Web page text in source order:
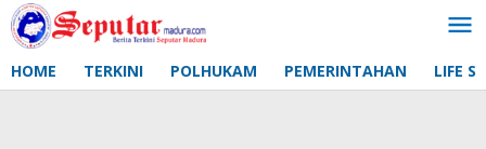
Lewati
ke
HOME TERKINI POLHUKAM PEMERINTAHAN LIFE